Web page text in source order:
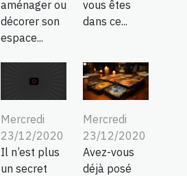
aménager ou
décorer son
espace...
vous êtes
dans ce...
Mercredi
23/12/2020
Il n’est plus
un secret
Mercredi
23/12/2020
Avez-vous
déjà posé